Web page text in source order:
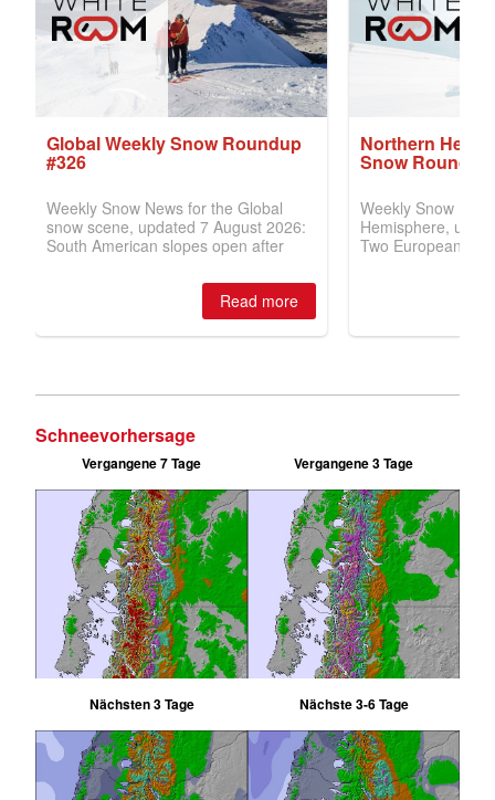
Schneevorhersage
Vergangene 7 Tage Vergangene 3 Tage
Nächsten 3 Tage Nächste 3-6 Tage